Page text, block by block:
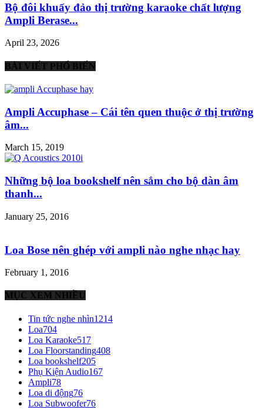
Bộ đôi khuấy đảo thị trường karaoke chất lượng
Ampli Berase...
April 23, 2026
BÀI VIẾT PHỔ BIẾN
Ampli Accuphase – Cái tên quen thuộc ở thị trường
âm...
March 15, 2019
Những bộ loa bookshelf nên sắm cho bộ dàn âm
thanh...
January 25, 2016
Loa Bose nên ghép với ampli nào nghe nhạc hay
February 1, 2016
MỤC XEM NHIỀU
Tin tức nghe nhìn1214
Loa704
Loa Karaoke517
Loa Floorstanding408
Loa bookshelf205
Phụ Kiện Audio167
Ampli78
Loa di động76
Loa Subwoofer76